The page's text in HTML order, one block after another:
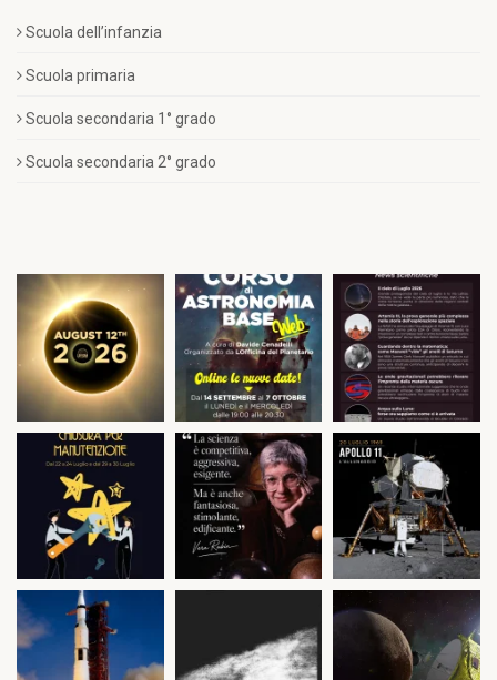
Scuola dell’infanzia
Scuola primaria
Scuola secondaria 1° grado
Scuola secondaria 2° grado